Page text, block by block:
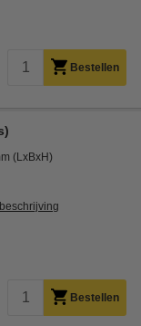
Bestellen
(LxBxH)
Bestellen